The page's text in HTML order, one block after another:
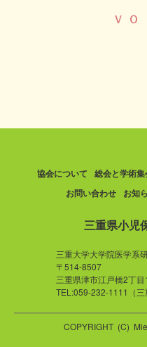
ｖ
三重県小
三重大学大学院医学系
〒514-8507
三重県津市江戸橋2丁
TEL:059-232-1111（三
協会について 総会と学術集
お問い合わせ
お知
COPYRIGHT (C)